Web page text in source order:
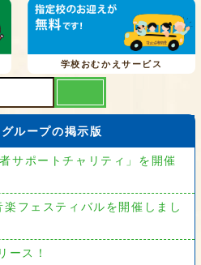
学校おむかえサービス
ループの掲示版
サポートチャリティ」を開催
フェスティバルを開催しまし
ース！